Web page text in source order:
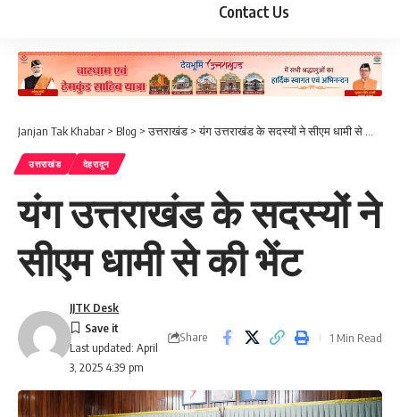
Contact Us
Janjan Tak Khabar > Blog >उत्तराखंड >यंग उत्तराखंड के सदस्यों ने सीएम धामी से की भेंट
उत्तराखंड देहरादून
यंग उत्तराखंड के सदस्यों ने
सीएम धामी से की भेंट
Last updated: April
3, 2025 4:39 pm
JJTK Desk
Share 1 Min Read